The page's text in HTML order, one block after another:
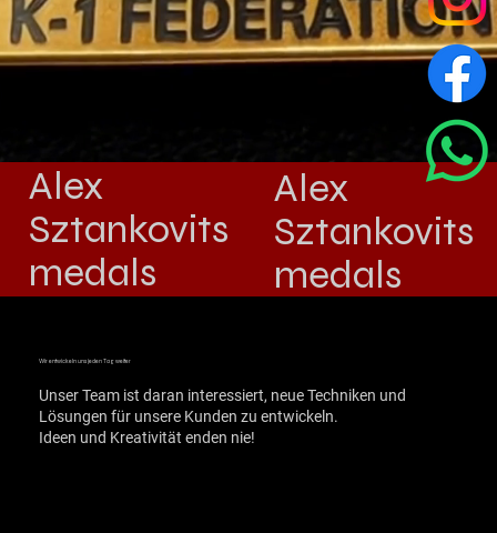
Alex
Sztankovits
medals
Alex
Sztankovits
medals
Wir entwickeln uns jeden Tag weiter
Unser Team ist daran interessiert, neue Techniken und
Lösungen für unsere Kunden zu entwickeln.
Ideen und Kreativität enden nie!